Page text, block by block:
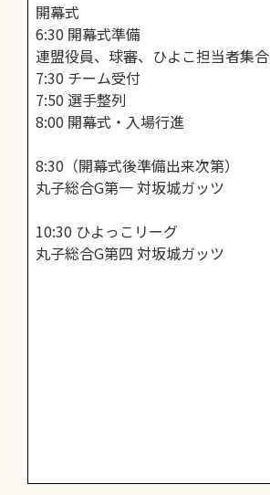
開幕式
6:30 開幕式準備
連盟役員、球審、ひよこ担当者集合
7:30 チーム受付
7:50 選手整列
8:00 開幕式・入場行進
8:30（開幕式後準備出来次第）
丸子総合G第一 対坂城ガッツ
10:30 ひよっこリーグ
丸子総合G第四 対坂城ガッツ